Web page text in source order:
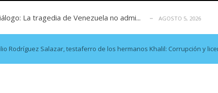
I por la libertad inmediata de l...
según ONG AGOSTO 5, 2026
Rodríguez Salazar, testaferro de los hermanos Khalil: Corrupción y